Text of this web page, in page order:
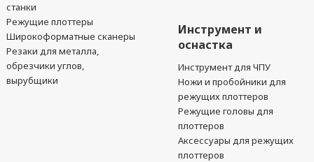
станки
Режущие плоттеры
Широкоформатные сканеры
Резаки для металла,
обрезчики углов,
вырубщики
Инструмент и
оснастка
Инструмент для ЧПУ
Ножи и пробойники для
режущих плоттеров
Режущие головы для
плоттеров
Аксессуары для режущих
плоттеров